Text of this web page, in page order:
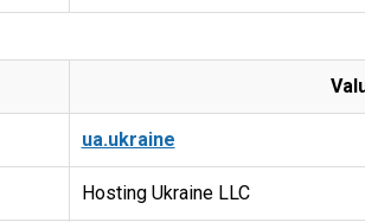
ua.ukraine
Hosting Ukraine LLC